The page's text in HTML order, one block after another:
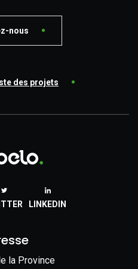
nous
des projets
LINKEDIN
la Province